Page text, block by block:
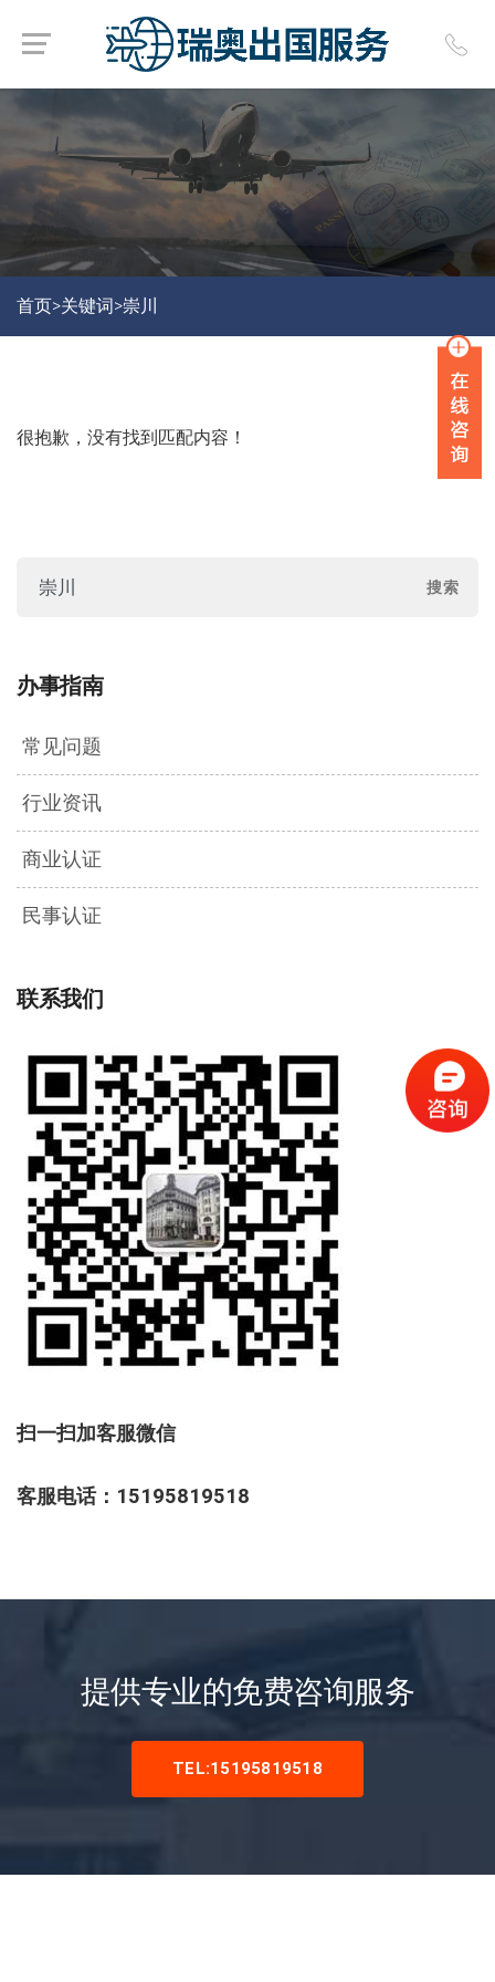
首页>关键词>崇川
很抱歉，没有找到匹配内容！
办事指南
常见问题
行业资讯
商业认证
民事认证
联系我们
扫一扫加客服微信
客服电话：15195819518
提供专业的免费咨询服务
TEL:15195819518